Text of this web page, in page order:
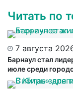
Читать по
7 августа
Барнаул стал
июле среди